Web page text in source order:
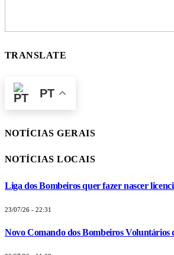
TRANSLATE
PT
NOTÍCIAS GERAIS
NOTÍCIAS LOCAIS
Liga dos Bombeiros quer fazer nascer
23/07/26 - 22:31
Novo Comando dos Bombeiros Voluntários